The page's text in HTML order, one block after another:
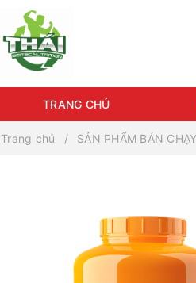
TRANG CHỦ
Trang chủ SẢN PHẨM BÁN CHẠY